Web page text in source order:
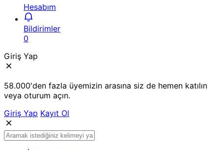
Hesabım
Bildirimler
0
Giriş Yap
58.000'den fazla üyemizin arasına siz de hemen katılın
veya oturum açın.
Giriş Yap Kayıt Ol